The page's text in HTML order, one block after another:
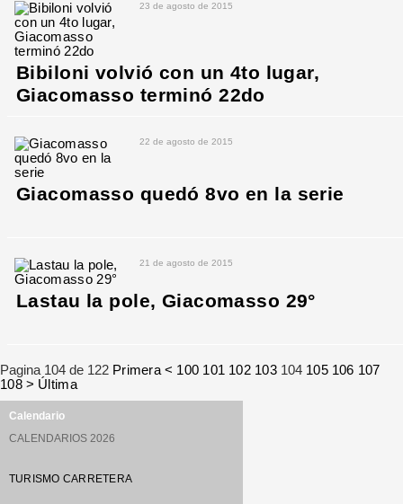
23 de agosto de 2015
Bibiloni volvió con un 4to lugar,
Giacomasso terminó 22do
22 de agosto de 2015
Giacomasso quedó 8vo en la serie
21 de agosto de 2015
Lastau la pole, Giacomasso 29°
Pagina 104 de 122 Primera < 100 101 102 103 104 105 106 107
108 > Última
Calendario
CALENDARIOS 2026
TURISMO CARRETERA